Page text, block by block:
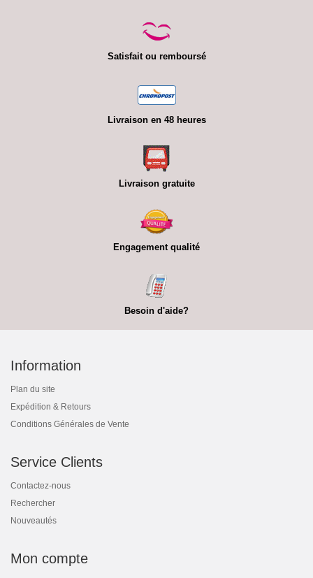
Satisfait ou remboursé
Livraison en 48 heures
Livraison gratuite
Engagement qualité
Besoin d'aide?
Information
Plan du site
Expédition & Retours
Conditions Générales de Vente
Service Clients
Contactez-nous
Rechercher
Nouveautés
Mon compte